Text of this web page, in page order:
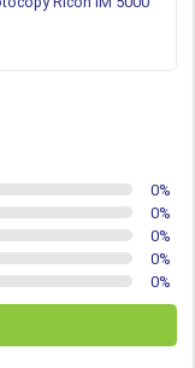
0%
0%
0%
0%
0%